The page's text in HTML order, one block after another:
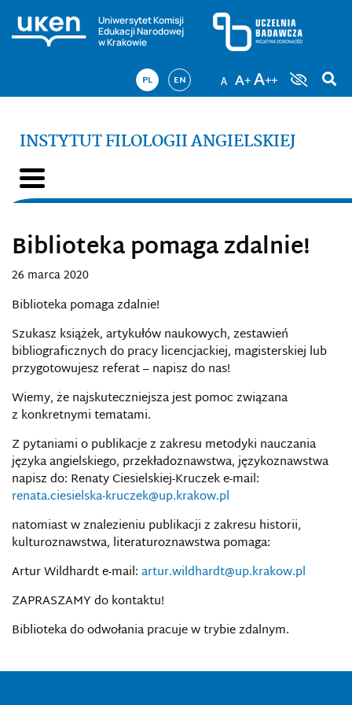
Uniwersytet Komisji
Edukacji Narodowej
w Krakowie
PL EN
INSTYTUT FILOLOGII ANGIELSKIEJ
Biblioteka pomaga zdalnie!
26 marca 2020
Biblioteka pomaga zdalnie!
Szukasz książek, artykułów naukowych, zestawień
bibliograficznych do pracy licencjackiej, magisterskiej lub
przygotowujesz referat – napisz do nas!
Wiemy, że najskuteczniejsza jest pomoc związana
z konkretnymi tematami.
Z pytaniami o publikacje z zakresu metodyki nauczania
języka angielskiego, przekładoznawstwa, językoznawstwa
napisz do: Renaty Ciesielskiej-Kruczek e-mail:
renata.ciesielska-kruczek@up.krakow.pl
natomiast w znalezieniu publikacji z zakresu historii,
kulturoznawstwa, literaturoznawstwa pomaga:
Artur Wildhardt e-mail:artur.wildhardt@up.krakow.pl
ZAPRASZAMY do kontaktu!
Biblioteka do odwołania pracuje w trybie zdalnym.